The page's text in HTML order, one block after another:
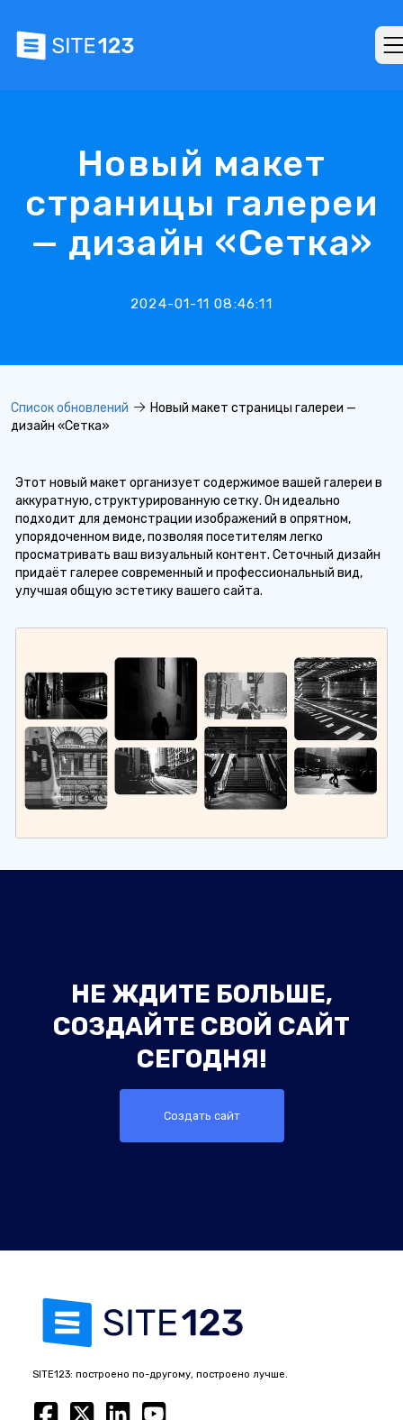
Новый макет
страницы галереи
— дизайн «Сетка»
2024-01-11 08:46:11
Список обновлений
Новый макет страницы галереи —
дизайн «Сетка»
Этот новый макет организует содержимое вашей галереи в
аккуратную, структурированную сетку. Он идеально
подходит для демонстрации изображений в опрятном,
упорядоченном виде, позволяя посетителям легко
просматривать ваш визуальный контент. Сеточный дизайн
придаёт галерее современный и профессиональный вид,
улучшая общую эстетику вашего сайта.
НЕ ЖДИТЕ БОЛЬШЕ,
СОЗДАЙТЕ СВОЙ САЙТ
СЕГОДНЯ!
Создать сайт
SITE123: построено по-другому, построено лучше.